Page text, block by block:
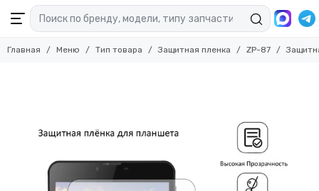
Главная Меню Тип товара Защитная пленка ZP-87